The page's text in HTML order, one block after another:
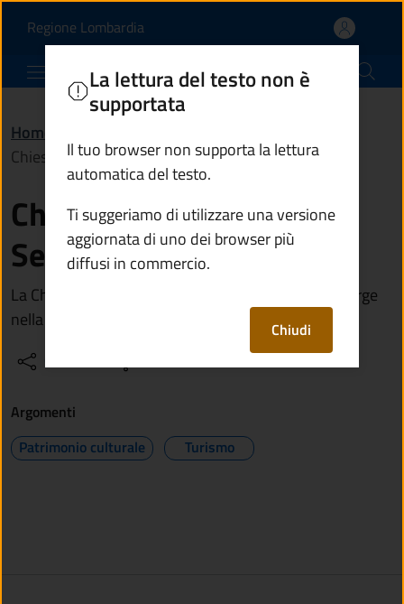
Chiesa dei Santi Rocco
Regione Lombardia(apre in un'altra scheda).
Comune di Vezza d'Oglio
Home
Chiesa dei Santi Rocco e Sebastiano a Grano
Chiesa dei Santi Rocco e
Sebastiano a Grano
La Chiesa, dedicata ai Santi Rocco e Sebastiano, sorge
nella frazione di Grano
La lettura del testo non è
supportata
Il tuo browser non supporta la lettura
automatica del testo.
Ti suggeriamo di utilizzare una versione
aggiornata di uno dei browser più
diffusi in commercio.
Chiudi
Argomenti
Patrimonio culturale
Turismo